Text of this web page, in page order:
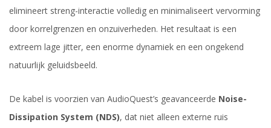
elimineert streng-interactie volledig en minimaliseert vervorming
door korrelgrenzen en onzuiverheden. Het resultaat is een
extreem lage jitter, een enorme dynamiek en een ongekend
natuurlijk geluidsbeeld.
De kabel is voorzien van AudioQuest’s geavanceerde Noise-
Dissipation System (NDS), dat niet alleen externe ruis